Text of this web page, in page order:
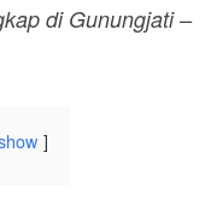
di Gunungjati –